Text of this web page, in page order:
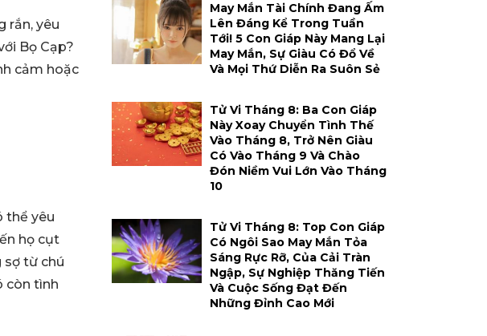
rắn, yêu
Bọ Cạp?
cảm hoặc
thể yêu
họ cụt
sợ từ chú
còn tình
May Mắn Tài Chính Đang Ấm
Lên Đáng Kể Trong Tuần
Tới! 5 Con Giáp Này Mang Lại
May Mắn, Sự Giàu Có Đổ Về
Và Mọi Thứ Diễn Ra Suôn Sẻ
Tử Vi Tháng 8: Ba Con Giáp
Này Xoay Chuyển Tình Thế
Vào Tháng 8, Trở Nên Giàu
Có Vào Tháng 9 Và Chào
Đón Niềm Vui Lớn Vào Tháng
10
Tử Vi Tháng 8: Top Con Giáp
Có Ngôi Sao May Mắn Tỏa
Sáng Rực Rỡ, Của Cải Tràn
Ngập, Sự Nghiệp Thăng Tiến
Và Cuộc Sống Đạt Đến
Những Đỉnh Cao Mới